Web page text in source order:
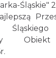
Śląskie"